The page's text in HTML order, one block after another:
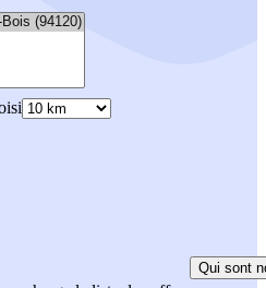
Qui sont